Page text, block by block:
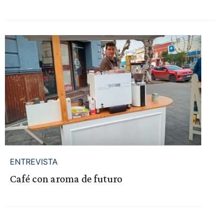
ENTREVISTA
Café con aroma de futuro